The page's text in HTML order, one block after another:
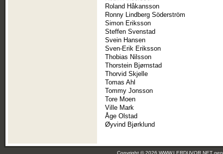
Roland Håkansson
Ronny Lindberg Söderström
Simon Eriksson
Steffen Svenstad
Svein Hansen
Sven-Erik Eriksson
Thobias Nilsson
Thorstein Bjørnstad
Thorvid Skjelle
Tomas Ahl
Tommy Jonsson
Tore Moen
Ville Mark
Åge Olstad
Øyvind Bjørklund
Copyright © 2026 WWW.LERDUVOR.NET